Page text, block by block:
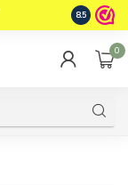
8.5
0